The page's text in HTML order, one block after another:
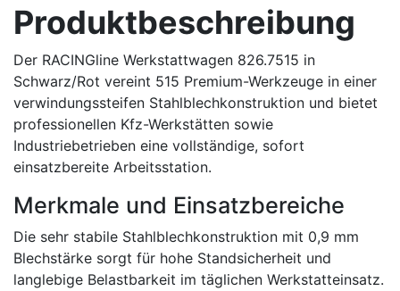
Produktbeschreibung
Der RACINGline Werkstattwagen 826.7515 in
Schwarz/Rot vereint 515 Premium-Werkzeuge in einer
verwindungssteifen Stahlblechkonstruktion und bietet
professionellen Kfz-Werkstätten sowie
Industriebetrieben eine vollständige, sofort
einsatzbereite Arbeitsstation.
Merkmale und Einsatzbereiche
Die sehr stabile Stahlblechkonstruktion mit 0,9 mm
Blechstärke sorgt für hohe Standsicherheit und
langlebige Belastbarkeit im täglichen Werkstatteinsatz.